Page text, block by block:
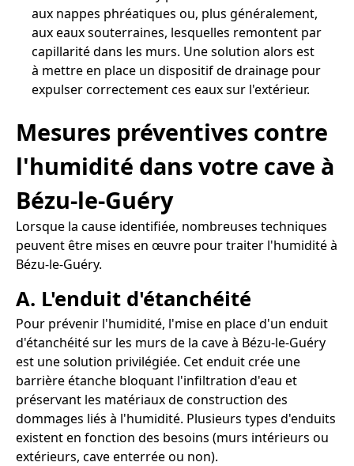
aux nappes phréatiques ou, plus généralement,
aux eaux souterraines, lesquelles remontent par
capillarité dans les murs. Une solution alors est
à mettre en place un dispositif de drainage pour
expulser correctement ces eaux sur l'extérieur.
Mesures préventives contre
l'humidité dans votre cave à
Bézu-le-Guéry
Lorsque la cause identifiée, nombreuses techniques
peuvent être mises en œuvre pour traiter l'humidité à
Bézu-le-Guéry.
A. L'enduit d'étanchéité
Pour prévenir l'humidité, l'mise en place d'un enduit
d'étanchéité sur les murs de la cave à Bézu-le-Guéry
est une solution privilégiée. Cet enduit crée une
barrière étanche bloquant l'infiltration d'eau et
préservant les matériaux de construction des
dommages liés à l'humidité. Plusieurs types d'enduits
existent en fonction des besoins (murs intérieurs ou
extérieurs, cave enterrée ou non).